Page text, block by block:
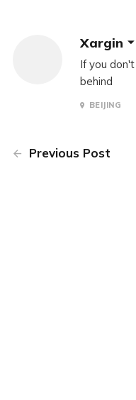
Xargin
If you
behind
BEIJING
Previous Post